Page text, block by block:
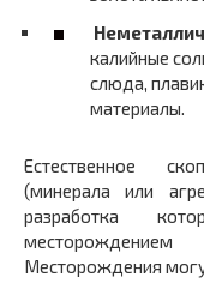
калийные
слюда,
материалы.
Естественное
(минерала или
разработка
Месторождения